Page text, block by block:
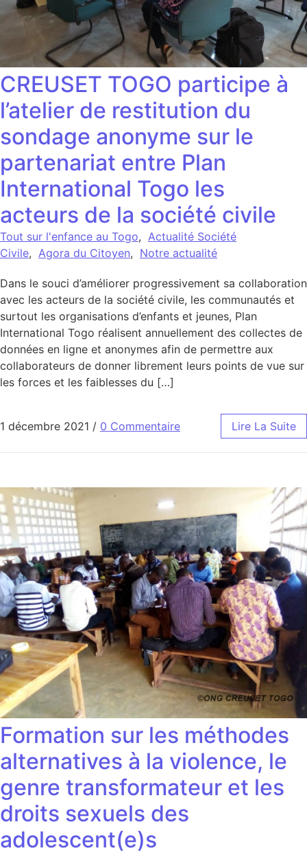
CREUSET TOGO participe à
l’atelier de restitution du
sondage anonyme sur le
partenariat entre Plan
International Togo les
acteurs de la société civile
Tout sur l'enfance au Togo, Actualité Société
Civile, Agora du Citoyen, Notre actualité
Dans le souci d’améliorer progressivement sa collaboration
avec les acteurs de la société civile, les communautés et
surtout les organisations d’enfants et jeunes, Plan
International Togo réalisent annuellement des collectes de
données en ligne et anonymes afin de permettre aux
collaborateurs de donner librement leurs points de vue sur
les forces et les faiblesses du […]
1 décembre 2021 / 0 Commentaire Lire La Suite
Formation sur les méthodes
alternatives à la violence, le
genre transformateur et les
droits sexuels des
adolescent(e)s